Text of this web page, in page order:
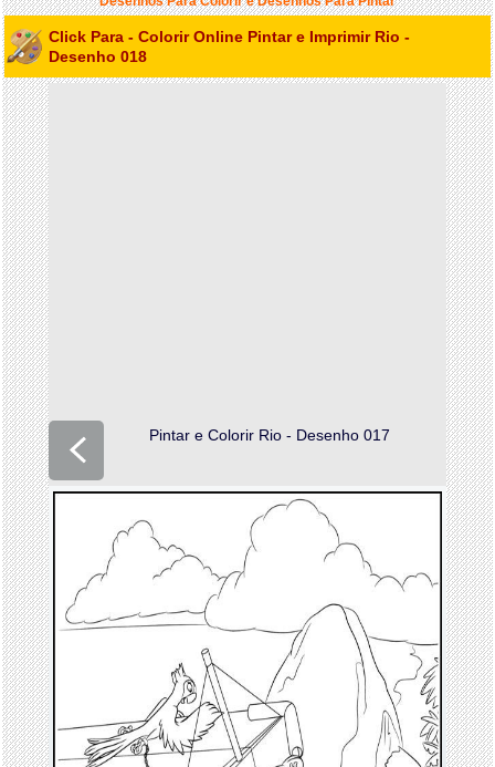
Click Para - Colorir Online Pintar e Imprimir Rio -
Desenho 018
Pintar e Colorir Rio - Desenho 017